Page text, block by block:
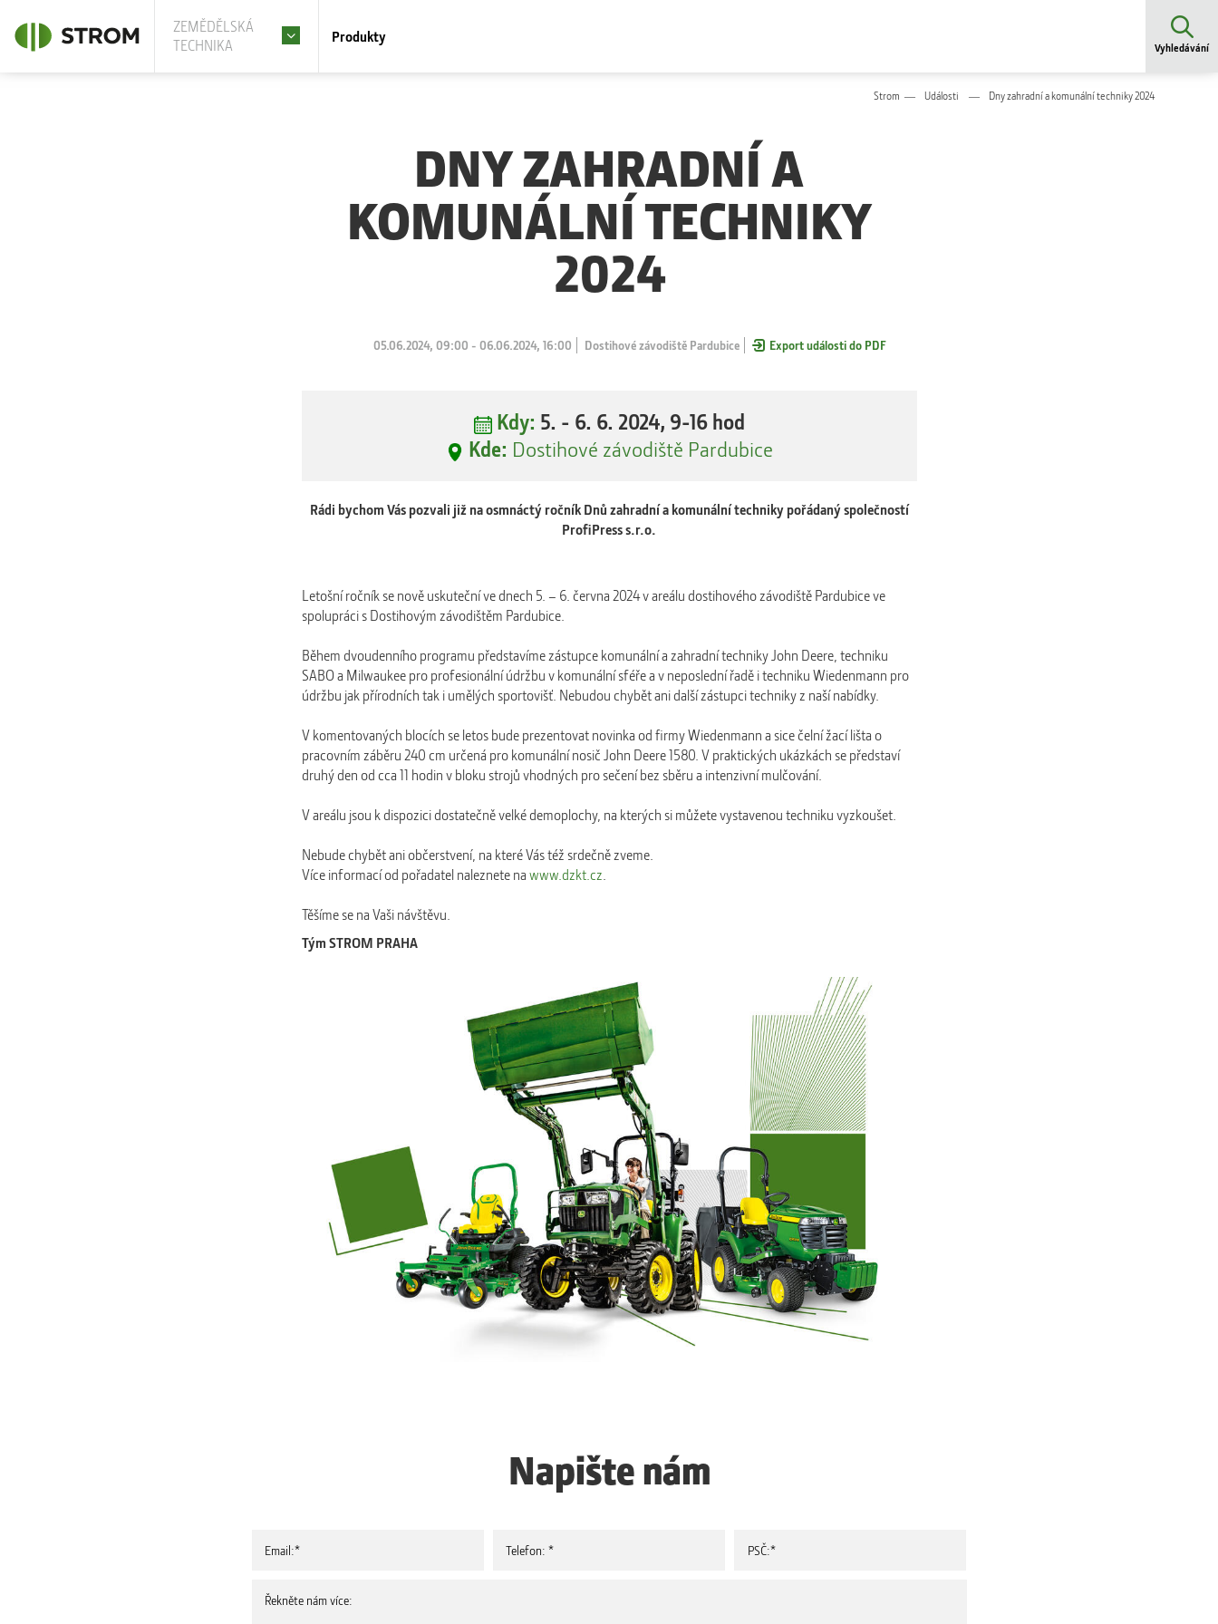
ZEMĚDĚLSKÁ
TECHNIKA
Produkty
Vyhledávání
Strom Události Dny zahradní a komunální techniky 2024
DNY ZAHRADNÍ A
KOMUNÁLNÍ TECHNIKY
2024
05.06.2024, 09:00 - 06.06.2024, 16:00 Dostihové závodiště Pardubice Export události do PDF
Kdy: 5. - 6. 6. 2024, 9-16 hod
Kde: Dostihové závodiště Pardubice
Rádi bychom Vás pozvali již na osmnáctý ročník Dnů zahradní a komunální techniky pořádaný společností
ProfiPress s.r.o.
Letošní ročník se nově uskuteční ve dnech 5. – 6. června 2024 v areálu dostihového závodiště Pardubice ve
spolupráci s Dostihovým závodištěm Pardubice.
Během dvoudenního programu představíme zástupce komunální a zahradní techniky John Deere, techniku
SABO a Milwaukee pro profesionální údržbu v komunální sféře a v neposlední řadě i techniku Wiedenmann pro
údržbu jak přírodních tak i umělých sportovišť. Nebudou chybět ani další zástupci techniky z naší nabídky.
V komentovaných blocích se letos bude prezentovat novinka od firmy Wiedenmann a sice čelní žací lišta o
pracovním záběru 240 cm určená pro komunální nosič John Deere 1580. V praktických ukázkách se představí
druhý den od cca 11 hodin v bloku strojů vhodných pro sečení bez sběru a intenzivní mulčování.
V areálu jsou k dispozici dostatečně velké demoplochy, na kterých si můžete vystavenou techniku vyzkoušet.
Nebude chybět ani občerstvení, na které Vás též srdečně zveme.
Více informací od pořadatel naleznete na www.dzkt.cz.
Těšíme se na Vaši návštěvu.
Tým STROM PRAHA
Napište nám